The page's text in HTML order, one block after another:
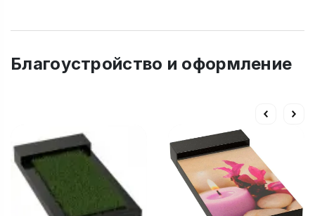
Благоустройство и оформление